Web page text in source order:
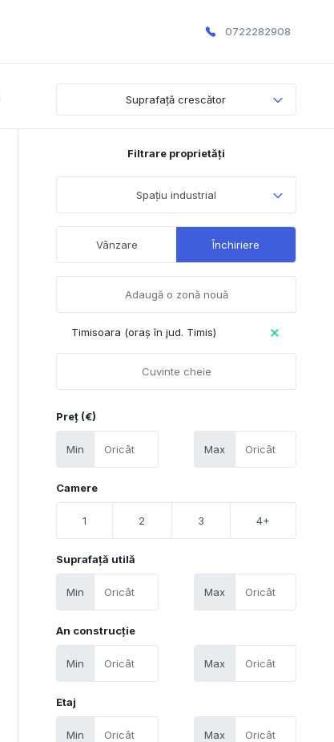
0722282908
Suprafață crescător
Filtrare proprietăți
Spațiu industrial
Vânzare Închiriere
Timisoara (oraș în jud. Timis)
Preț (€)
Min Max
Camere
1 2 3 4+
Suprafață utilă
Min Max
An construcție
Min Max
Etaj
Min Max